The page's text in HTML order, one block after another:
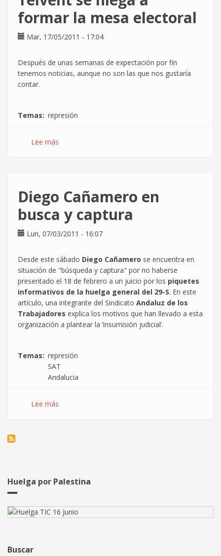
la
formar la mesa electoral
Mar, 17/05/2011 - 17:04
Después de unas semanas de expectación por fin
tenemos noticias, aunque no son las que nos gustaría
contar.
Temas represión
Lee más
formar
mesa
Diego Cañamero en
busca y captura
Lun, 07/03/2011 - 16:07
Desde este sábado Diego Cañamero se encuentra en
situación de "búsqueda y captura" por no haberse
presentado el 18 de febrero a un juicio por los piquetes
informativos de la huelga general del 29-S. En este
artículo, una integrante del Sindicato Andaluz de los
Trabajadores explica los motivos que han llevado a esta
organización a plantear la ’insumisión judicial’.
Temas
represión
SAT
Andalucia
Lee más
Huelga por Palestina
Buscar